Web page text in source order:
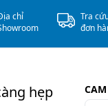
chỉ
Tra
đơn
hẹp